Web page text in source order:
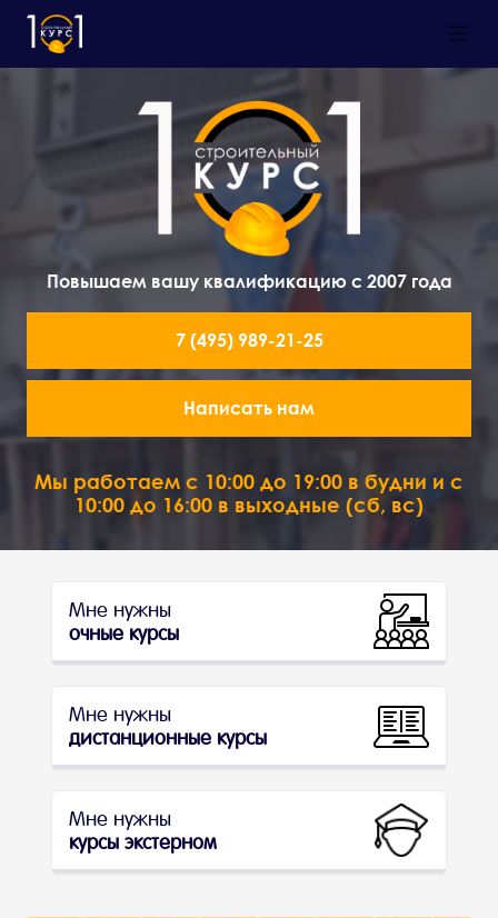
Повышаем вашу квалификацию с 2007 года
7 (495) 989-21-25
Написать нам
Мы работаем с 10:00 до 19:00 в будни и с
10:00 до 16:00 в выходные (сб, вс)
Мне нужны
очные курсы
Мне нужны
дистанционные курсы
Мне нужны
курсы экстерном